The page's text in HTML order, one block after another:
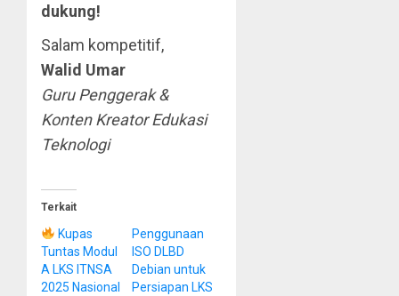
dukung!
Salam kompetitif,
Walid Umar
Guru Penggerak &
Konten Kreator Edukasi
Teknologi
Terkait
Kupas
Tuntas Modul
A LKS ITNSA
2025 Nasional
Penggunaan
ISO DLBD
Debian untuk
Persiapan LKS